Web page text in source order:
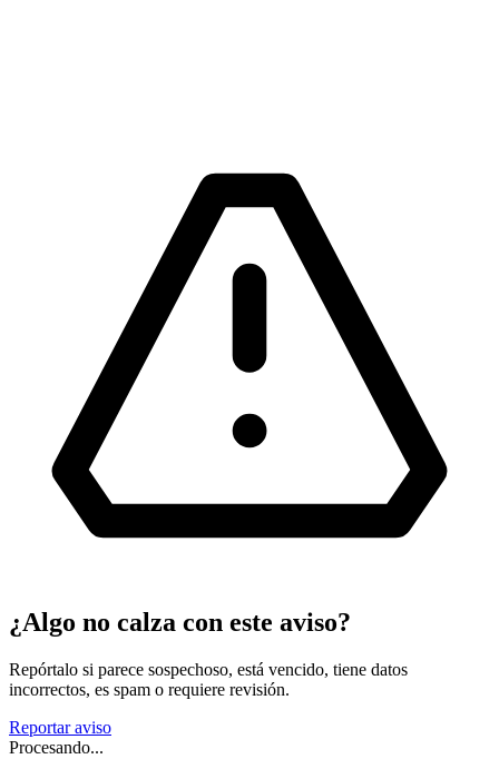
¿Algo no calza con este aviso?
Repórtalo si parece sospechoso, está vencido, tiene datos
incorrectos, es spam o requiere revisión.
Reportar aviso
Procesando...